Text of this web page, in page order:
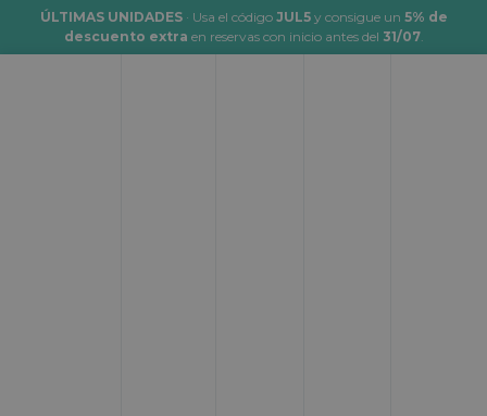
ÚLTIMAS UNIDADES· Usa el código JUL5y consigue un 5% de
descuento extra en reservas con inicio antes del 31/07.